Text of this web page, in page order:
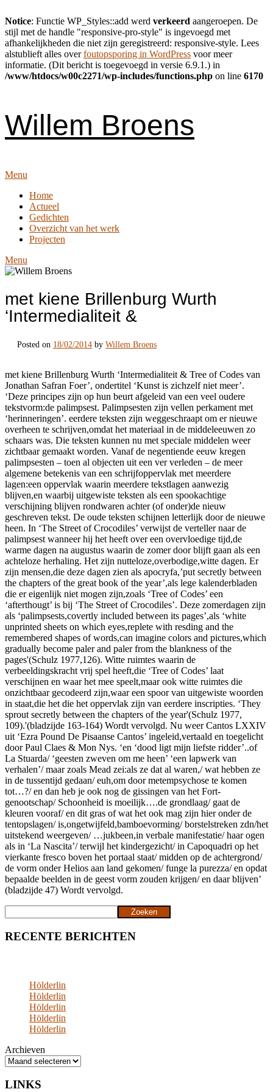
Notice: Functie WP_Styles::add werd verkeerd aangeroepen. De
stijl met de handle "responsive-pro-style" is ingevoegd met
afhankelijkheden die niet zijn geregistreerd: responsive-style. Lees
alstublieft alles overfoutopsporing in WordPress voor meer
informatie. (Dit bericht is toegevoegd in versie 6.9.1.) in
/www/htdocs/w00c2271/wp-includes/functions.php on line 6170
Willem Broens
Menu
Home
Actueel
Gedichten
Overzicht van het werk
Projecten
Menu
met kiene Brillenburg Wurth
‘Intermedialiteit &
Posted on 18/02/2014 by Willem Broens
met kiene Brillenburg Wurth ‘Intermedialiteit & Tree of Codes van
Jonathan Safran Foer’, ondertitel ‘Kunst is zichzelf niet meer’.
‘Deze principes zijn op hun beurt afgeleid van een veel oudere
tekstvorm:de palimpsest. Palimpsesten zijn vellen perkament met
‘herinneringen’. eerdere teksten zijn weggeschraapt om er nieuwe
overheen te schrijven,omdat het materiaal in de middeleeuwen zo
schaars was. Die teksten kunnen nu met speciale middelen weer
zichtbaar gemaakt worden. Vanaf de negentiende eeuw kregen
palimpsesten – toen al objecten uit een ver verleden – de meer
algemene betekenis van een schrijfoppervlak met meerdere
lagen:een oppervlak waarin meerdere tekstlagen aanwezig
blijven,en waarbij uitgewiste teksten als een spookachtige
verschijning blijven rondwaren achter (of onder)de nieuw
geschreven tekst. De oude teksten schijnen letterlijk door de nieuwe
heen. In ‘The Street of Crocodiles’ verwijst de verteller naar de
palimpsest wanneer hij het heeft over een overvloedige tijd,de
warme dagen na augustus waarin de zomer door blijft gaan als een
achteloze herhaling. Het zijn nutteloze,overbodige,witte dagen. Er
zijn mensen,die deze dagen zien als apocryfa,’put secretly between
the chapters of the great book of the year’,als lege kalenderbladen
die er eigenlijk niet mogen zijn,zoals ‘Tree of Codes’ een
‘afterthougt’ is bij ‘The Street of Crocodiles’. Deze zomerdagen zijn
als ‘palimpsests,covertly included between its pages’,als ‘white
unprinted sheets on which eyes,replete with resding and the
remembered shapes of words,can imagine colors and pictures,which
gradually become paler and paler from the blankness of the
pages'(Schulz 1977,126). Witte ruimtes waarin de
verbeeldingskracht vrij spel heeft,die ‘Tree of Codes’ laat
verschijnen en waar het mee speelt,maar ook witte ruimtes die
onzichtbaar gecodeerd zijn,waar een spoor van uitgewiste woorden
in staat,die het die het oppervlak zijn van eerdere inscripties. ‘They
sprout secretly between the chapters of the year'(Schulz 1977,
109).'(bladzijde 163-164) Wordt vervolgd. Nu weer Cantos LXXIV
uit ‘Ezra Pound De Pisaanse Cantos’ ingeleid,vertaald en toegelicht
door Paul Claes & Mon Nys. ‘en ‘dood ligt mijn liefste ridder’..of
La Stuarda/ ‘geesten zweven om me heen’ ‘een lapwerk van
verhalen’/ maar zoals Mead zei:als ze dat al waren,/ wat hebben ze
in de tussentijd gedaan/ euh,om door metempsychose te komen
tot…?/ en dan heb je ook nog de gissingen van het Fort-
genootschap/ Schoonheid is moeilijk….de grondlaag/ gaat de
kleuren vooraf/ en dit gras of wat het ook mag zijn hier onder de
tentopslagen/ is,ongetwijfeld,bamboevorming/ borstelstreken zdn/het
uitstekend weergeven/ …jukbeen,in verbale manifestatie/ haar ogen
als in ‘La Nascita’/ terwijl het kindergezicht/ in Capoquadri op het
vierkante fresco boven het portaal staat/ midden op de achtergrond/
de vorm onder Helios aan land gekomen/ funge la purezza/ en opdat
bepaalde beelden in de geest vorm zouden krijgen/ en daar blijven’
(bladzijde 47) Wordt vervolgd.
Zoeken
RECENTE BERICHTEN
Hölderlin
Hölderlin
Hölderlin
Hölderlin
Hölderlin
Archieven
LINKS